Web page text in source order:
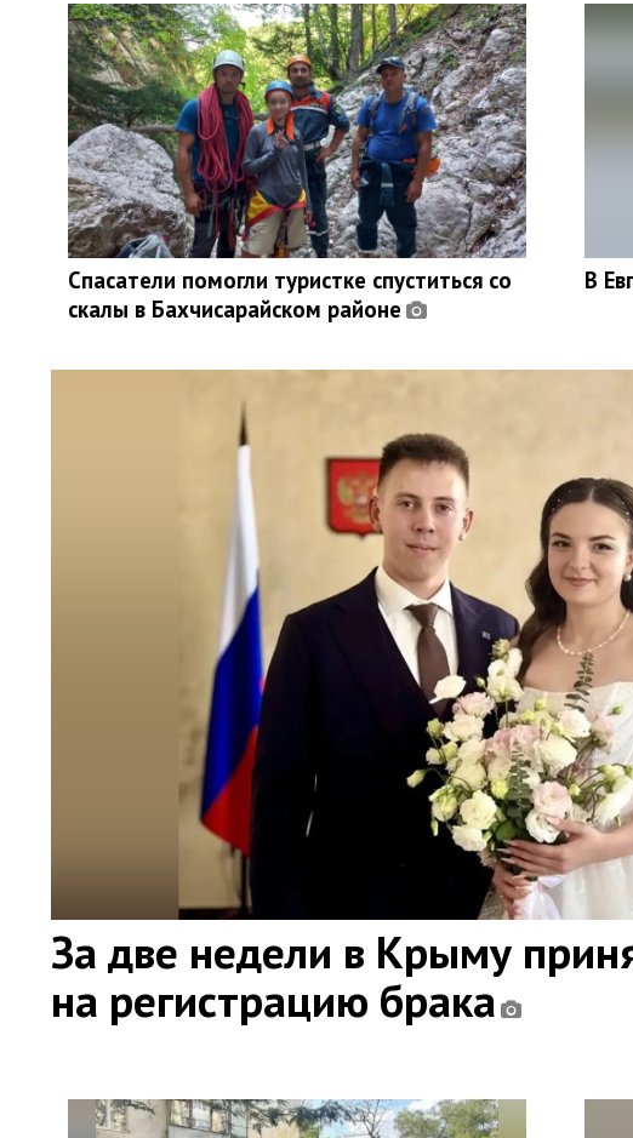
Спасатели помогли туристке спуститься со
скалы в Бахчисарайском районе
В
За две недели в Крыму
на регистрацию брака